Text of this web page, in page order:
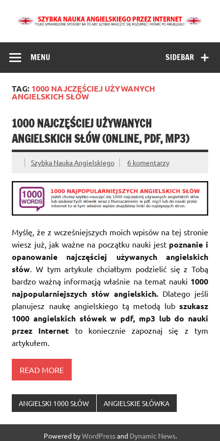
content
Angielskiego
Online dla
Początkujących
przez Internet
szybka nauka angielskich słówek i zwrotów przez Internet.
SIDEBAR
MENU
TAG: 1000 NAJCZĘŚCIEJ UŻYWANYCH
ANGIELSKICH SŁÓW
1000 NAJCZĘŚCIEJ UŻYWANYCH
ANGIELSKICH SŁÓW (ONLINE, PDF, MP3)
Szybka Nauka Angielskiego 6 komentarzy
Myślę, że z wcześniejszych moich wpisów na tej stronie
wiesz już, jak ważne na początku nauki jest poznanie i
opanowanie najczęściej używanych angielskich
słów. W tym artykule chciałbym podzielić się z Tobą
bardzo ważną informacją właśnie na temat nauki 1000
najpopularniejszych słów angielskich. Dlatego jeśli
planujesz naukę angielskiego tą metodą lub szukasz
1000 angielskich słówek w pdf, mp3 lub do nauki
przez Internet to koniecznie zapoznaj się z tym
artykułem.
READ MORE
ANGIELSKI 1000 SŁÓW ANGIELSKIE SŁÓWKA
Powered byWordPressand Dynamic News.